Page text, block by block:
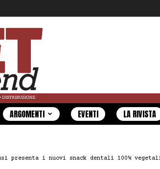
ARGOMENTI EVENTI LA RIVISTA
presenta i nuovi snack dentali 100%